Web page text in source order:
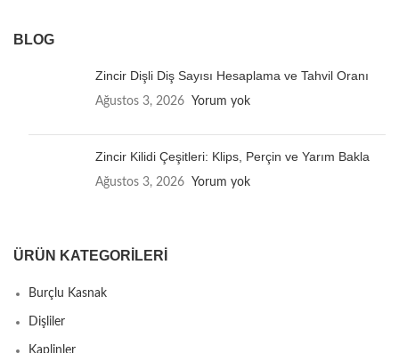
BLOG
Zincir Dişli Diş Sayısı Hesaplama ve Tahvil Oranı
Ağustos 3, 2026 Yorum yok
Zincir Kilidi Çeşitleri: Klips, Perçin ve Yarım Bakla
Ağustos 3, 2026 Yorum yok
ÜRÜN KATEGORILERI
Burçlu Kasnak
Dişliler
Kaplinler